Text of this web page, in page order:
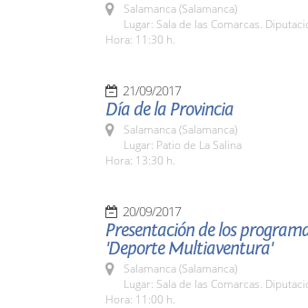
Salamanca (Salamanca)
Lugar: Sala de las Comarcas.
Hora: 11:30 h.
21/09/2017
Día de la Provincia
Salamanca (Salamanca)
Lugar: Patio de La Salina
Hora: 13:30 h.
20/09/2017
Presentación de los
'Deporte Multiaventura'
Salamanca (Salamanca)
Lugar: Sala de las Comarcas.
Hora: 11:00 h.